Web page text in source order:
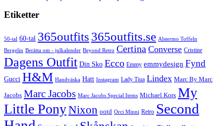
Etiketter
50-tal 60-tal 365outfits 365outfits.se Alstermo Toffeln
Bergelin Berätta om - julkalender Beyond Retro Certina Converse Cristine
Dagens Outfit Din Sko Ecco Emmy emmydesign Fynd
Gucci H&M Handväska Hatt Instagram Lady Tiua Lindex Marc By Marc
Jacobs Marc Jacobs Marc Jacobs Special Items Michael Kors My
Little PonyNixon ootd Orci Minni Retro Second